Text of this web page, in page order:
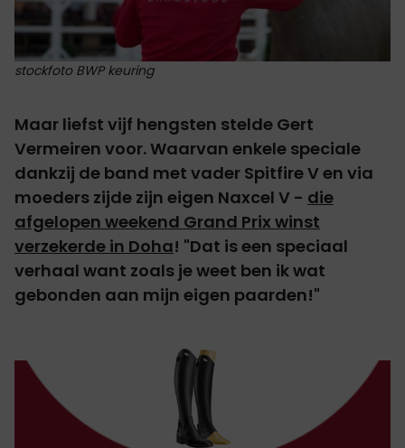
stockfoto BWP keuring
Maar liefst vijf hengsten stelde Gert
Vermeiren voor. Waarvan enkele speciale
dankzij de band met vader Spitfire V en via
moeders zijde zijn eigen Naxcel V - die
afgelopen weekend Grand Prix winst
verzekerde in Doha! "Dat is een speciaal
verhaal want zoals je weet ben ik wat
gebonden aan mijn eigen paarden!"